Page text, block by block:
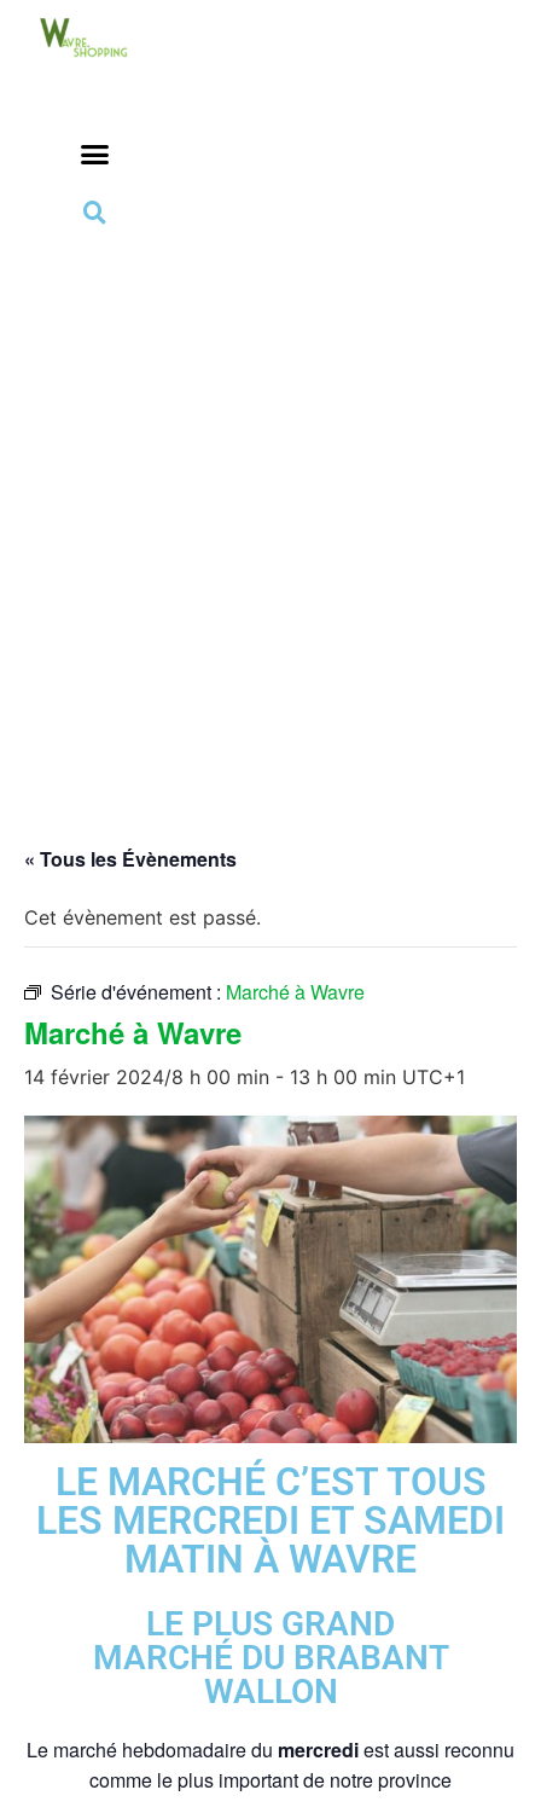
« Tous les Évènements
Cet évènement est passé.
Série d'événement : Marché à Wavre
Marché à Wavre
14 février 2024/8 h 00 min - 13 h 00 min UTC+1
LE MARCHÉ C’EST TOUS
LES MERCREDI ET SAMEDI
MATIN À WAVRE
LE PLUS GRAND
MARCHÉ DU BRABANT
WALLON
Le marché hebdomadaire du mercrediest aussi reconnu
comme le plus important de notre province